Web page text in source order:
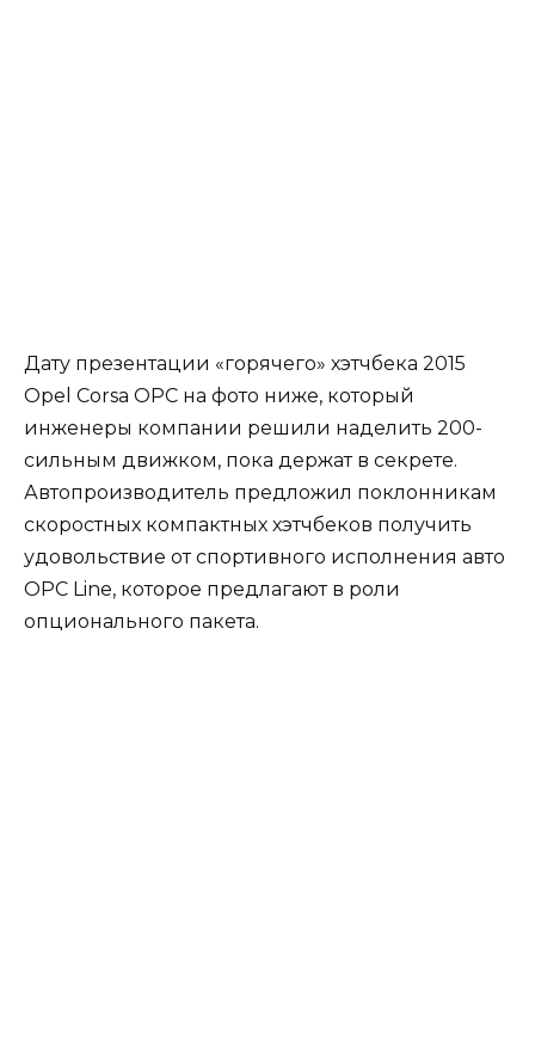
Дату презентации «горячего» хэтчбека 2015
Opel Corsa OPC на фото ниже, который
инженеры компании решили наделить 200-
сильным движком, пока держат в секрете.
Автопроизводитель предложил поклонникам
скоростных компактных хэтчбеков получить
удовольствие от спортивного исполнения авто
OPC Line, которое предлагают в роли
опционального пакета.